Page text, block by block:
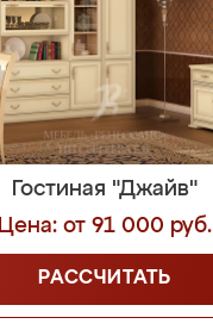
Гостиная "Джайв"
Цена: от 91 000 руб.
РАССЧИТАТЬ